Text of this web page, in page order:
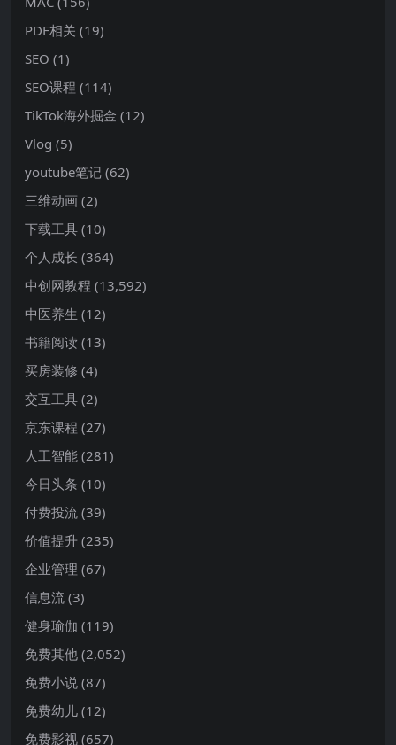
PDF相关 (19)
SEO (1)
SEO课程 (114)
TikTok海外掘金 (12)
Vlog (5)
youtube笔记 (62)
三维动画 (2)
下载工具 (10)
个人成长 (364)
中创网教程 (13,592)
中医养生 (12)
书籍阅读 (13)
买房装修 (4)
交互工具 (2)
京东课程 (27)
人工智能 (281)
今日头条 (10)
付费投流 (39)
价值提升 (235)
企业管理 (67)
信息流 (3)
健身瑜伽 (119)
免费其他 (2,052)
免费小说 (87)
免费幼儿 (12)
免费影视 (657)